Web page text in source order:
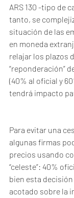
ARS 130 -tipo de
tanto, se
situación de las
en moneda
relajar los plazos
“reponderación”
(40% al oficial y
tendrá impacto
Para evitar una
algunas firmas
precios usando
“celeste”: 40%
bien esta
acotado sobre la